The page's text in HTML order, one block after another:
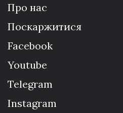
Про нас
Поскаржитися
Facebook
Youtube
Telegram
Instagram